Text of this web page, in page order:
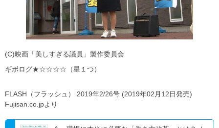
(C)映画「美しすぎる議員」製作委員会
ギボログ★☆☆☆☆（星１つ）
FLASH（フラッシュ） 2019年2/26号 (2019年02月12日発売)
Fujisan.co.jpより